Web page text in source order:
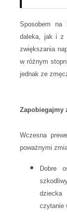
Sposobem na
daleka, jak i z
zwiększania
w różnym
jednak ze
Zapobiegajmy
Wczesna
poważnymi
Dobre
czytanie